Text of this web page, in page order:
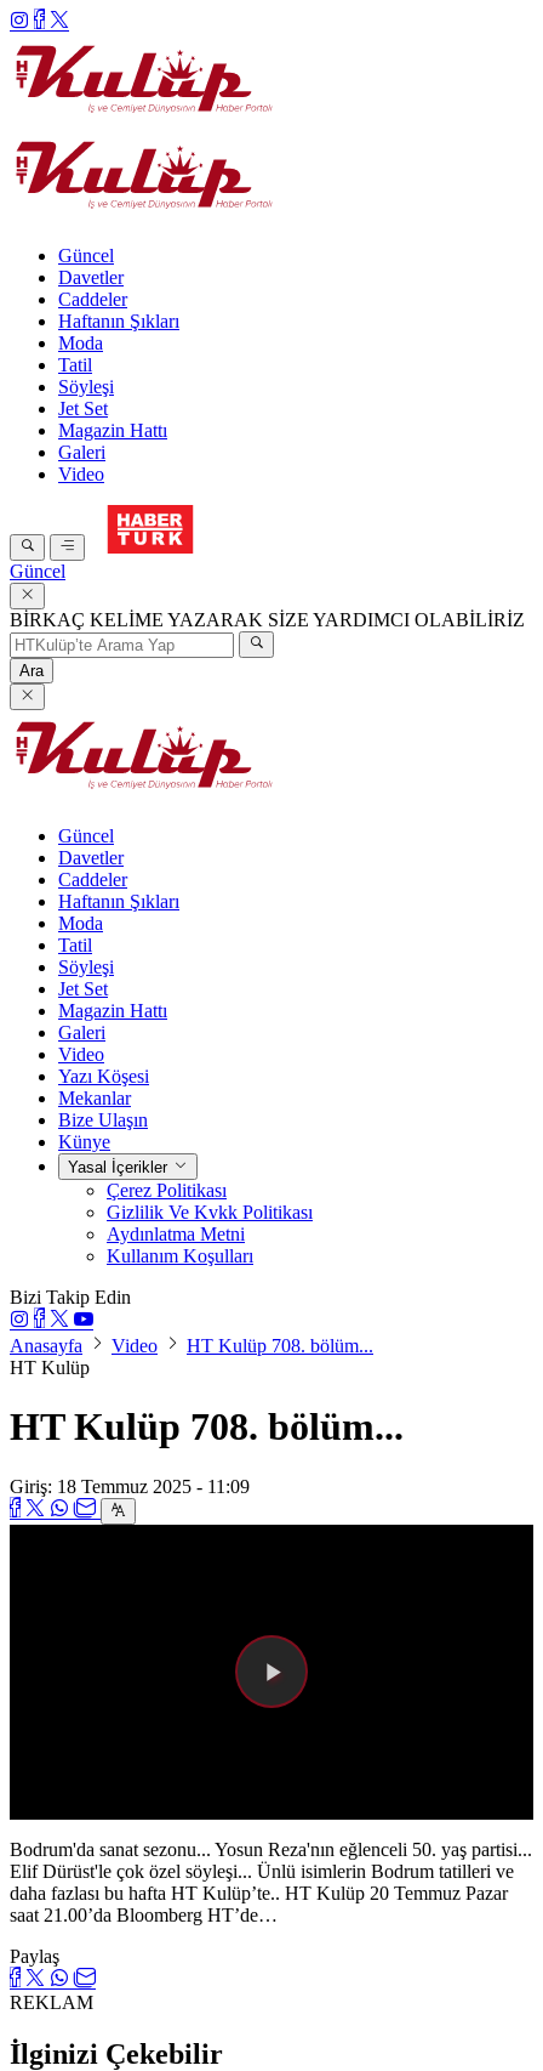
Güncel
Davetler
Caddeler
Haftanın Şıkları
Moda
Tatil
Söyleşi
Jet Set
Magazin Hattı
Galeri
Video
Güncel
BİRKAÇ KELİME YAZARAK SİZE YARDIMCI OLABİLİRİZ
Ara
Güncel
Davetler
Caddeler
Haftanın Şıkları
Moda
Tatil
Söyleşi
Jet Set
Magazin Hattı
Galeri
Video
Yazı Köşesi
Mekanlar
Bize Ulaşın
Künye
Yasal İçerikler
Çerez Politikası
Gizlilik Ve Kvkk Politikası
Aydınlatma Metni
Kullanım Koşulları
Bizi Takip Edin
Anasayfa Video
HT Kulüp 708. bölüm...
HT Kulüp
HT Kulüp 708. bölüm...
Giriş: 18 Temmuz 2025 - 11:09
Videoyu
Bodrum'da sanat sezonu... Yosun Reza'nın eğlenceli 50. yaş partisi...
Elif Dürüst'le çok özel söyleşi... Ünlü isimlerin Bodrum tatilleri ve
daha fazlası bu hafta HT Kulüp’te.. HT Kulüp 20 Temmuz Pazar
saat 21.00’da Bloomberg HT’de…
Paylaş
REKLAM
İlginizi Çekebilir